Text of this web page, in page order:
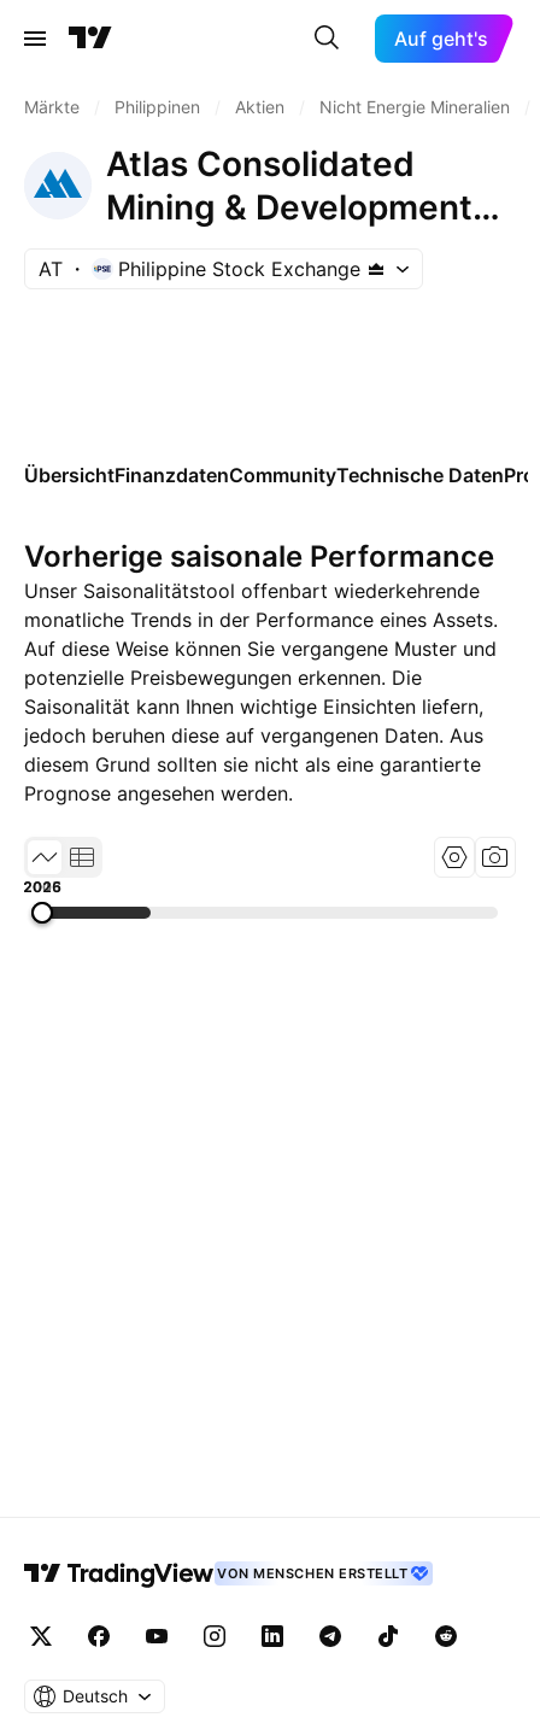
Auf geht's
Märkte Philippinen Aktien Nicht Energie Mineralien
Atlas Consolidated
Mining & Development
Corp.
AT Philippine Stock Exchange
ÜbersichtFinanzdatenCommunityTechnische Daten
Vorherige saisonale Performance
Unser Saisonalitätstool offenbart wiederkehrende
monatliche Trends in der Performance eines Assets.
Auf diese Weise können Sie vergangene Muster und
potenzielle Preisbewegungen erkennen. Die
Saisonalität kann Ihnen wichtige Einsichten liefern,
jedoch beruhen diese auf vergangenen Daten. Aus
diesem Grund sollten sie nicht als eine garantierte
Prognose angesehen werden.
2005
2015
2026
VON MENSCHEN ERSTELLT
Deutsch